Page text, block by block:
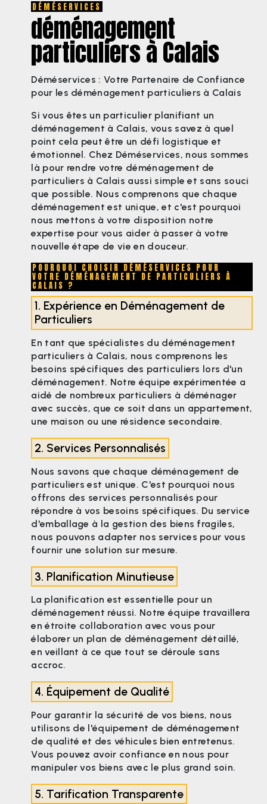
DÉMÉSERVICES
déménagement
particuliers à Calais
Déméservices : Votre Partenaire de Confiance
pour les déménagement particuliers à Calais
Si vous êtes un particulier planifiant un
déménagement à Calais, vous savez à quel
point cela peut être un défi logistique et
émotionnel. Chez Déméservices, nous sommes
là pour rendre votre déménagement de
particuliers à Calais aussi simple et sans souci
que possible. Nous comprenons que chaque
déménagement est unique, et c'est pourquoi
nous mettons à votre disposition notre
expertise pour vous aider à passer à votre
nouvelle étape de vie en douceur.
POURQUOI CHOISIR DÉMÉSERVICES POUR
VOTRE DÉMÉNAGEMENT DE PARTICULIERS À
CALAIS ?
1. Expérience en Déménagement de
Particuliers
En tant que spécialistes du déménagement
particuliers à Calais, nous comprenons les
besoins spécifiques des particuliers lors d'un
déménagement. Notre équipe expérimentée a
aidé de nombreux particuliers à déménager
avec succès, que ce soit dans un appartement,
une maison ou une résidence secondaire.
2. Services Personnalisés
Nous savons que chaque déménagement de
particuliers est unique. C'est pourquoi nous
offrons des services personnalisés pour
répondre à vos besoins spécifiques. Du service
d'emballage à la gestion des biens fragiles,
nous pouvons adapter nos services pour vous
fournir une solution sur mesure.
3. Planification Minutieuse
La planification est essentielle pour un
déménagement réussi. Notre équipe travaillera
en étroite collaboration avec vous pour
élaborer un plan de déménagement détaillé,
en veillant à ce que tout se déroule sans
accroc.
4. Équipement de Qualité
Pour garantir la sécurité de vos biens, nous
utilisons de l'équipement de déménagement
de qualité et des véhicules bien entretenus.
Vous pouvez avoir confiance en nous pour
manipuler vos biens avec le plus grand soin.
5. Tarification Transparente